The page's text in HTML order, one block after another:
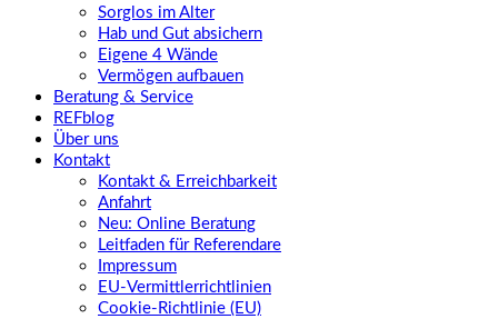
Sorglos im Alter
Hab und Gut absichern
Eigene 4 Wände
Vermögen aufbauen
Beratung & Service
REFblog
Über uns
Kontakt
Kontakt & Erreichbarkeit
Anfahrt
Neu: Online Beratung
Leitfaden für Referendare
Impressum
EU-Vermittlerrichtlinien
Cookie-Richtlinie (EU)